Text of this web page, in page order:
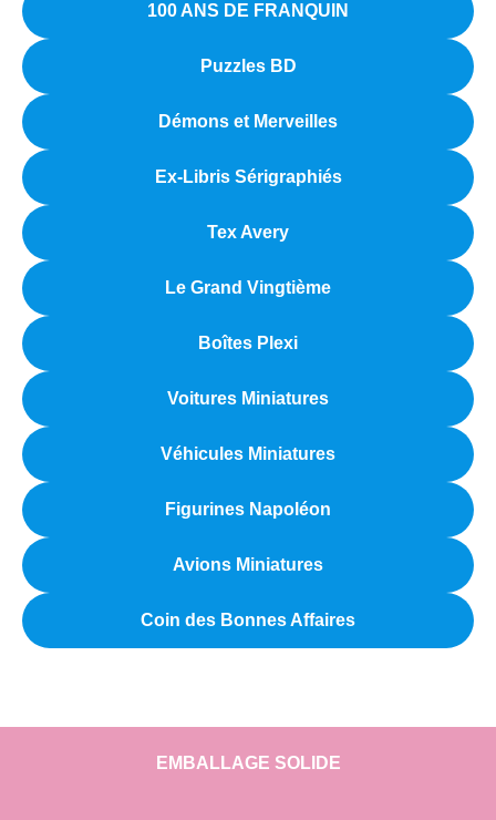
100 ANS DE FRANQUIN
Puzzles BD
Démons et Merveilles
Ex-Libris Sérigraphiés
Tex Avery
Le Grand Vingtième
Boîtes Plexi
Voitures Miniatures
Véhicules Miniatures
Figurines Napoléon
Avions Miniatures
Coin des Bonnes Affaires
EMBALLAGE SOLIDE